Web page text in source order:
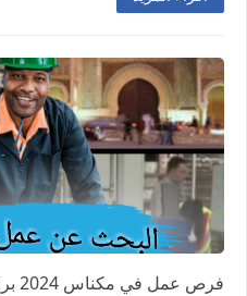
فرص عمل في مكناس 2024 براتب من 2500 الى 4000 درهم